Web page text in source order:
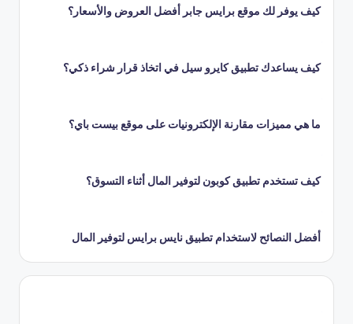
كيف يوفر لك موقع برايس جابر أفضل العروض والأسعار؟
كيف يساعدك تطبيق كايرو سيل في اتخاذ قرار شراء ذكي؟
ما هي مميزات مقارنة الإلكترونيات على موقع بيست باي؟
كيف تستخدم تطبيق كوبون لتوفير المال أثناء التسوق؟
أفضل النصائح لاستخدام تطبيق نايس برايس لتوفير المال